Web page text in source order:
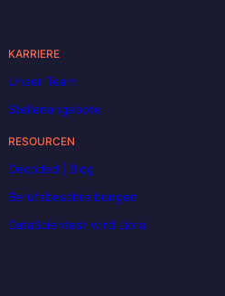
KARRIERE
Unser Team
Stellenangebote
RESOURCEN
Decoded | Blog
Berufsbeschreibungen
DataScientest wird Liora